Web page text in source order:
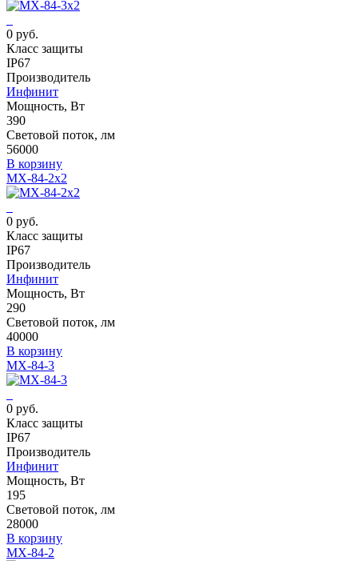
0 руб.
Класс защиты
IP67
Производитель
Инфинит
Мощность, Вт
390
Световой поток, лм
56000
В корзину
MX-84-2x2
0 руб.
Класс защиты
IP67
Производитель
Инфинит
Мощность, Вт
290
Световой поток, лм
40000
В корзину
MX-84-3
0 руб.
Класс защиты
IP67
Производитель
Инфинит
Мощность, Вт
195
Световой поток, лм
28000
В корзину
MX-84-2